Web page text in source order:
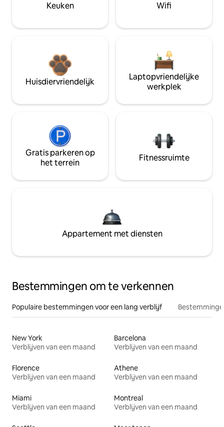
Keuken Wifi
Huisdiervriendelijk
Laptopvriendelijke
werkplek
Gratis parkeren op
het terrein
Fitnessruimte
Appartement met diensten
Bestemmingen om te verkennen
Populaire bestemmingen voor een lang verblijf
New York
Verblijven van een maand
Barcelona
Verblijven van een maand
Florence
Verblijven van een maand
Athene
Verblijven van een maand
Miami
Verblijven van een maand
Montreal
Verblijven van een maand